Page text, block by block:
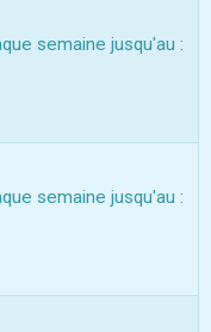
semaine jusqu'au :
semaine jusqu'au :